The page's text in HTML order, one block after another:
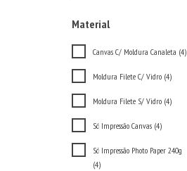
Material
Canvas C/ Moldura Canaleta (4)
Moldura Filete C/ Vidro (4)
Moldura Filete S/ Vidro (4)
Só Impressão Canvas (4)
Só Impressão Photo Paper 240g
(4)